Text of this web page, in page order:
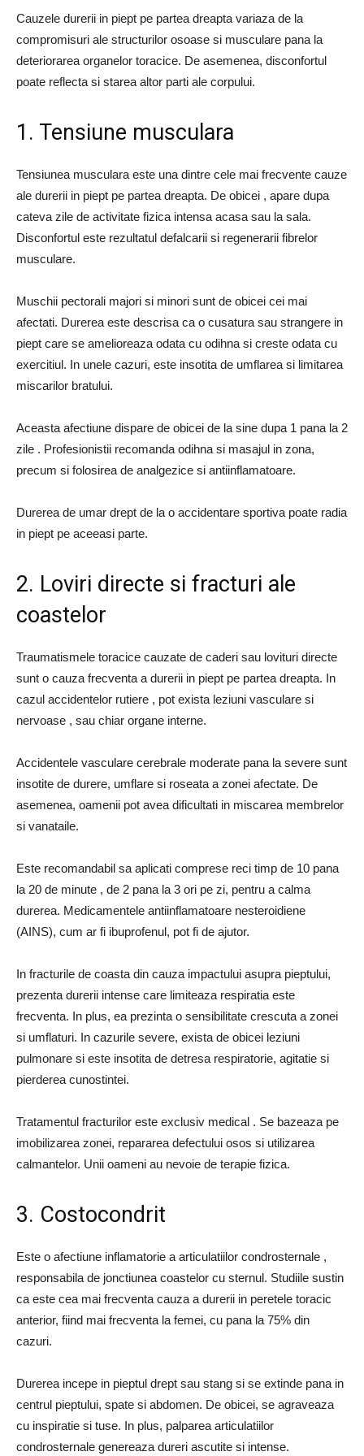
Cauzele durerii in piept pe partea dreapta variaza de la
compromisuri ale structurilor osoase si musculare pana la
deteriorarea organelor toracice. De asemenea, disconfortul
poate reflecta si starea altor parti ale corpului.
1. Tensiune musculara
Tensiunea musculara este una dintre cele mai frecvente cauze
ale durerii in piept pe partea dreapta. De obicei , apare dupa
cateva zile de activitate fizica intensa acasa sau la sala.
Disconfortul este rezultatul defalcarii si regenerarii fibrelor
musculare.
Muschii pectorali majori si minori sunt de obicei cei mai
afectati. Durerea este descrisa ca o cusatura sau strangere in
piept care se amelioreaza odata cu odihna si creste odata cu
exercitiul. In unele cazuri, este insotita de umflarea si limitarea
miscarilor bratului.
Aceasta afectiune dispare de obicei de la sine dupa 1 pana la 2
zile . Profesionistii recomanda odihna si masajul in zona,
precum si folosirea de analgezice si antiinflamatoare.
Durerea de umar drept de la o accidentare sportiva poate radia
in piept pe aceeasi parte.
2. Loviri directe si fracturi ale
coastelor
Traumatismele toracice cauzate de caderi sau lovituri directe
sunt o cauza frecventa a durerii in piept pe partea dreapta. In
cazul accidentelor rutiere , pot exista leziuni vasculare si
nervoase , sau chiar organe interne.
Accidentele vasculare cerebrale moderate pana la severe sunt
insotite de durere, umflare si roseata a zonei afectate. De
asemenea, oamenii pot avea dificultati in miscarea membrelor
si vanataile.
Este recomandabil sa aplicati comprese reci timp de 10 pana
la 20 de minute , de 2 pana la 3 ori pe zi, pentru a calma
durerea. Medicamentele antiinflamatoare nesteroidiene
(AINS), cum ar fi ibuprofenul, pot fi de ajutor.
In fracturile de coasta din cauza impactului asupra pieptului,
prezenta durerii intense care limiteaza respiratia este
frecventa. In plus, ea prezinta o sensibilitate crescuta a zonei
si umflaturi. In cazurile severe, exista de obicei leziuni
pulmonare si este insotita de detresa respiratorie, agitatie si
pierderea cunostintei.
Tratamentul fracturilor este exclusiv medical . Se bazeaza pe
imobilizarea zonei, repararea defectului osos si utilizarea
calmantelor. Unii oameni au nevoie de terapie fizica.
3. Costocondrit
Este o afectiune inflamatorie a articulatiilor condrosternale ,
responsabila de jonctiunea coastelor cu sternul. Studiile sustin
ca este cea mai frecventa cauza a durerii in peretele toracic
anterior, fiind mai frecventa la femei, cu pana la 75% din
cazuri.
Durerea incepe in pieptul drept sau stang si se extinde pana in
centrul pieptului, spate si abdomen. De obicei, se agraveaza
cu inspiratie si tuse. In plus, palparea articulatiilor
condrosternale genereaza dureri ascutite si intense.